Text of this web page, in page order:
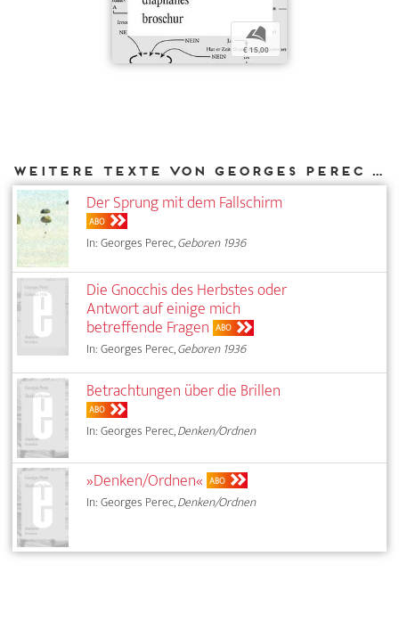
b
€ 15,00
Weitere Texte von Georges Perec bei DIAPHANES
Der Sprung mit dem Fallschirm
ABO
In: Georges Perec,Geboren 1936
Die Gnocchis des Herbstes oder
Antwort auf einige mich
betreffende Fragen ABO
In: Georges Perec,Geboren 1936
Betrachtungen über die Brillen
ABO
In: Georges Perec,Denken/Ordnen
»Denken/Ordnen« ABO
In: Georges Perec,Denken/Ordnen